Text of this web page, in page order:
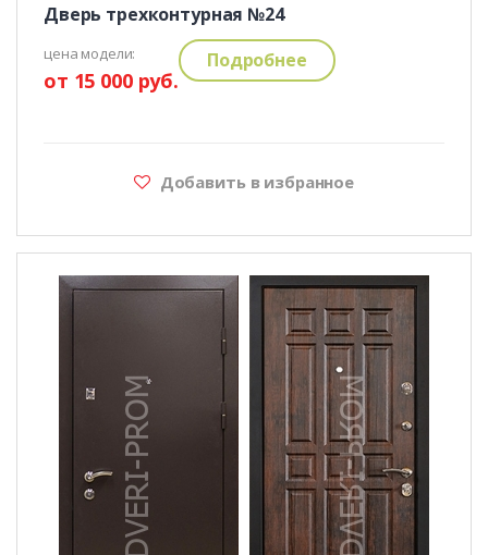
Дверь трехконтурная №24
цена модели:
от 15 000 руб.
Подробнее
Добавить в избранное